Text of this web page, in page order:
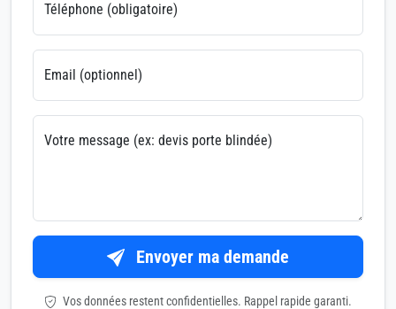
Téléphone (obligatoire)
Email (optionnel)
Votre message (ex: devis porte blindée)
Envoyer ma demande
Vos données restent confidentielles. Rappel rapide garanti.